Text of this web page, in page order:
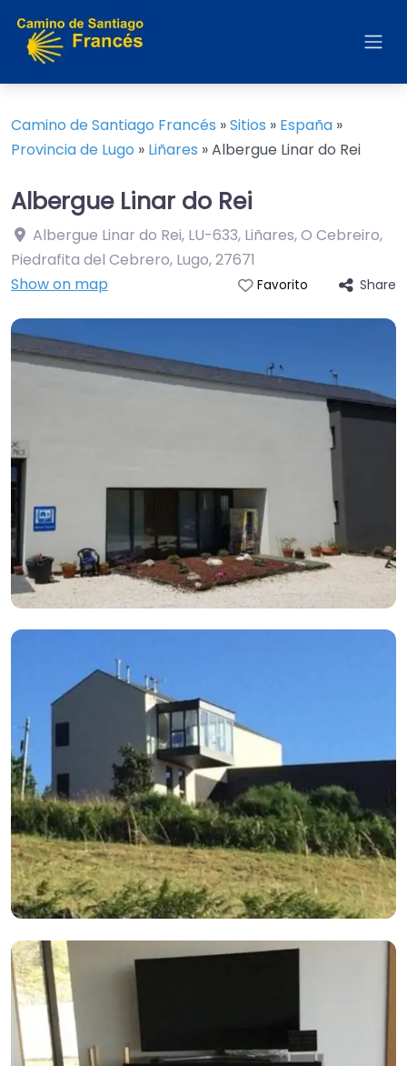
Camino de Santiago Francés »Sitios » España »
Provincia de Lugo » Liñares »Albergue Linar do Rei
Albergue Linar do Rei
Albergue Linar do Rei, LU-633, Liñares, O Cebreiro,
Piedrafita del Cebrero, Lugo,27671
Show on map
Favorito Share